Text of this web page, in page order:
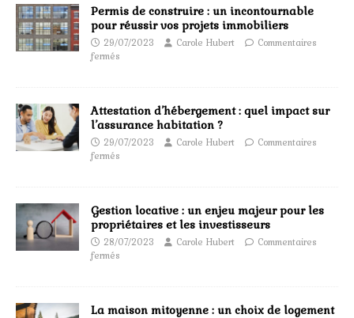
Permis de construire : un incontournable
pour réussir vos projets immobiliers
29/07/2023 Carole Hubert
Commentaires
fermés
Attestation d’hébergement : quel impact sur
l’assurance habitation ?
29/07/2023 Carole Hubert
Commentaires
fermés
Gestion locative : un enjeu majeur pour les
propriétaires et les investisseurs
28/07/2023 Carole Hubert
Commentaires
fermés
La maison mitoyenne : un choix de logement